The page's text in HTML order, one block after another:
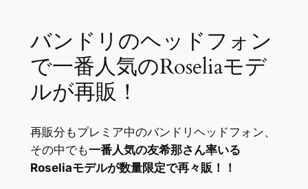
バンドリのヘッドフォン
で一番人気のRoseliaモデ
ルが再販！
再販分もプレミア中のバンドリヘッドフォン、
その中でも一番人気の友希那さん率いる
Roseliaモデルが数量限定で再々販！！